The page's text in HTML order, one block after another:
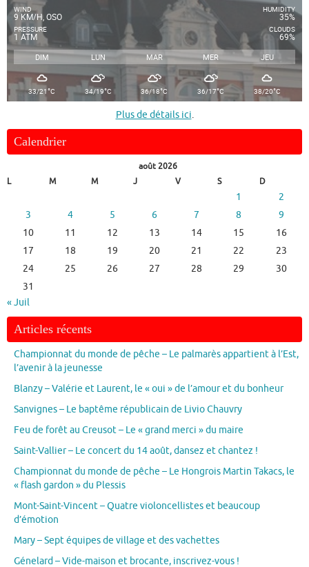
WIND
9 KM/H, OSO
PRESSURE
1 ATM
HUMIDITY
35%
CLOUDS
69%
DIM LUN MAR MER JEU
33/21°C 34/19°C 36/18°C 36/17°C 38/20°C
Plus de détails ici.
Calendrier
août 2026
L
M M J V S D
1
2
3
4 5 6 7 8
9
10
11 12 13 14 15
16
17
18 19 20 21 22
23
24
25 26 27 28 29
30
31
« Juil
Articles récents
Championnat du monde de pêche – Le palmarès appartient à l’Est,
l’avenir à la jeunesse
Blanzy – Valérie et Laurent, le « oui » de l’amour et du bonheur
Sanvignes – Le baptême républicain de Livio Chauvry
Feu de forêt au Creusot – Le « grand merci » du maire
Saint-Vallier – Le concert du 14 août, dansez et chantez !
Championnat du monde de pêche – Le Hongrois Martin Takacs, le
« flash gardon » du Plessis
Mont-Saint-Vincent – Quatre violoncellistes et beaucoup
d’émotion
Mary – Sept équipes de village et des vachettes
Génelard – Vide-maison et brocante, inscrivez-vous !